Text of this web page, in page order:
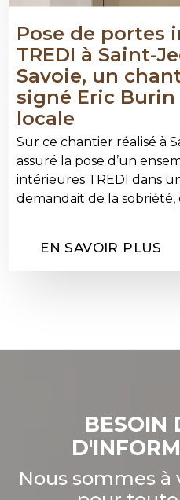
Pose de portes
TREDI à Saint-
Savoie, un
signé Eric
locale
Sur ce chantier réalisé à
assuré la pose d’un
intérieures TREDI dans
demandait de la sobriété,
EN SAVOIR PLUS
BESOIN
Nous sommes